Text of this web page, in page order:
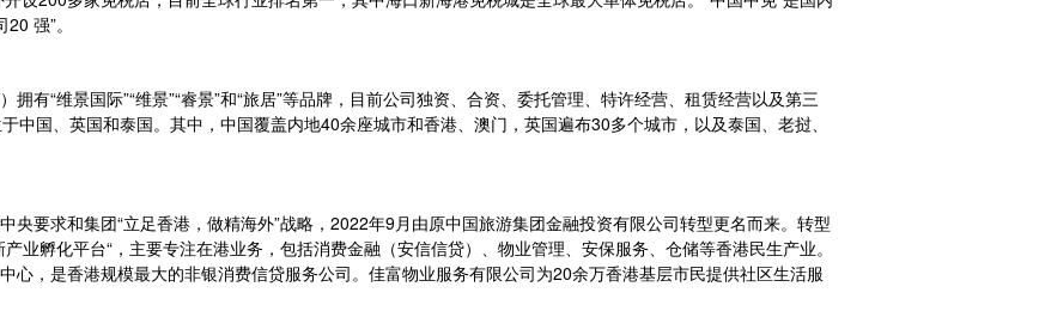
强”。
有“维景国际”“维景”“睿景”和“旅居”等品牌，目前公司独资、合资、委托管理、特许经营、租赁经营以及第三
中国、英国和泰国。其中，中国覆盖内地40余座城市和香港、澳门，英国遍布30多个城市，以及泰国、老挝、
央要求和集团“立足香港，做精海外”战略，2022年9月由原中国旅游集团金融投资有限公司转型更名而来。转型
业孵化平台“，主要专注在港业务，包括消费金融（安信信贷）、物业管理、安保服务、仓储等香港民生产业。
心，是香港规模最大的非银消费信贷服务公司。佳富物业服务有限公司为20余万香港基层市民提供社区生活服